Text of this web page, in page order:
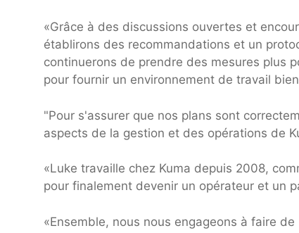
«Grâce à des discussions ouvertes et
établirons des recommandations et un
continuerons de prendre des mesures plus
pour fournir un environnement de travail
"Pour s'assurer que nos plans sont
aspects de la gestion et des opérations de
«Luke travaille chez Kuma depuis 2008,
pour finalement devenir un opérateur et un
«Ensemble, nous nous engageons à faire de